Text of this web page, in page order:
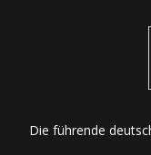
Die führende